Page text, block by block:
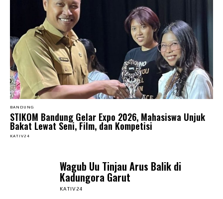
BANDUNG
STIKOM Bandung Gelar Expo 2026, Mahasiswa Unjuk
Bakat Lewat Seni, Film, dan Kompetisi
KATIV24
Wagub Uu Tinjau Arus Balik di
Kadungora Garut
KATIV24